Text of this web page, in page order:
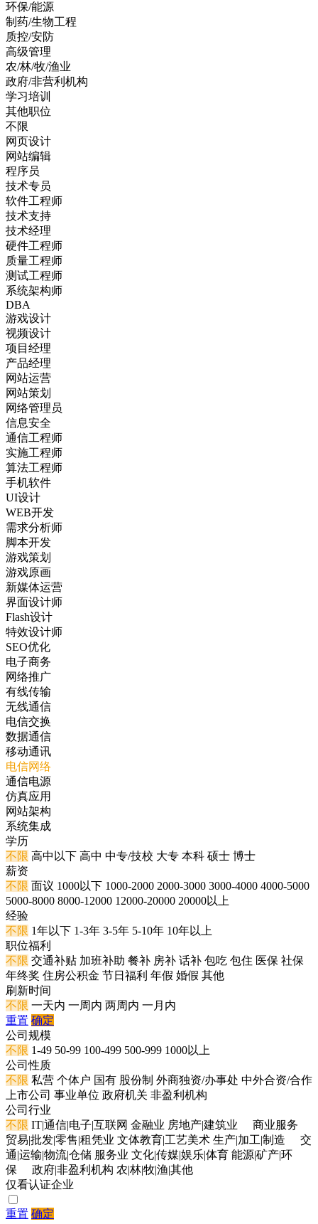
环保/能源
制药/生物工程
质控/安防
高级管理
农/林/牧/渔业
政府/非营利机构
学习培训
其他职位
不限
网页设计
网站编辑
程序员
技术专员
软件工程师
技术支持
技术经理
硬件工程师
质量工程师
测试工程师
系统架构师
DBA
游戏设计
视频设计
项目经理
产品经理
网站运营
网站策划
网络管理员
信息安全
通信工程师
实施工程师
算法工程师
手机软件
UI设计
WEB开发
需求分析师
脚本开发
游戏策划
游戏原画
新媒体运营
界面设计师
Flash设计
特效设计师
SEO优化
电子商务
网络推广
有线传输
无线通信
电信交换
数据通信
移动通讯
电信网络
通信电源
仿真应用
网站架构
系统集成
学历
不限 高中以下 高中 中专/技校 大专 本科 硕士 博士
薪资
不限 面议 1000以下 1000-2000 2000-3000 3000-4000 4000-5000
5000-8000 8000-12000 12000-20000 20000以上
经验
不限 1年以下 1-3年 3-5年 5-10年 10年以上
职位福利
不限 交通补贴 加班补助 餐补 房补 话补 包吃 包住 医保 社保
年终奖 住房公积金 节日福利 年假 婚假 其他
刷新时间
不限 一天内 一周内 两周内 一月内
重置 确定
公司规模
不限 1-49 50-99 100-499 500-999 1000以上
公司性质
不限 私营 个体户 国有 股份制 外商独资/办事处 中外合资/合作
上市公司 事业单位 政府机关 非盈利机构
公司行业
不限 IT|通信|电子|互联网 金融业 房地产|建筑业
商业服务
贸易|批发|零售|租凭业 文体教育|工艺美术 生产|加工|制造
交
通|运输|物流|仓储 服务业 文化|传媒|娱乐|体育 能源|矿产|环
保
政府|非盈利机构 农|林|牧|渔|其他
仅看认证企业
重置 确定